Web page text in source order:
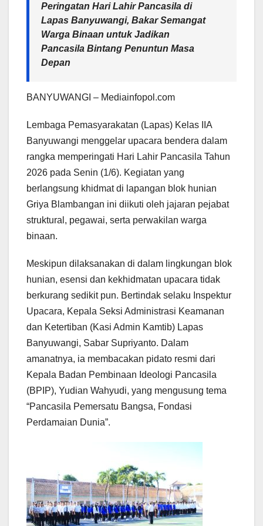
Peringatan Hari Lahir Pancasila di
Lapas Banyuwangi, Bakar Semangat
Warga Binaan untuk Jadikan
Pancasila Bintang Penuntun Masa
Depan
BANYUWANGI – Mediainfopol.com
Lembaga Pemasyarakatan (Lapas) Kelas IIA
Banyuwangi menggelar upacara bendera dalam
rangka memperingati Hari Lahir Pancasila Tahun
2026 pada Senin (1/6). Kegiatan yang
berlangsung khidmat di lapangan blok hunian
Griya Blambangan ini diikuti oleh jajaran pejabat
struktural, pegawai, serta perwakilan warga
binaan.
Meskipun dilaksanakan di dalam lingkungan blok
hunian, esensi dan kekhidmatan upacara tidak
berkurang sedikit pun. Bertindak selaku Inspektur
Upacara, Kepala Seksi Administrasi Keamanan
dan Ketertiban (Kasi Admin Kamtib) Lapas
Banyuwangi, Sabar Supriyanto. Dalam
amanatnya, ia membacakan pidato resmi dari
Kepala Badan Pembinaan Ideologi Pancasila
(BPIP), Yudian Wahyudi, yang mengusung tema
“Pancasila Pemersatu Bangsa, Fondasi
Perdamaian Dunia”.